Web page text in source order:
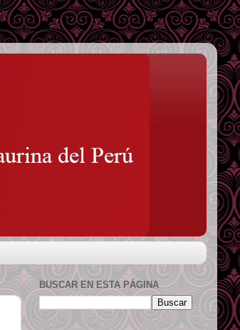
BUSCAR EN ESTA PÁGINA